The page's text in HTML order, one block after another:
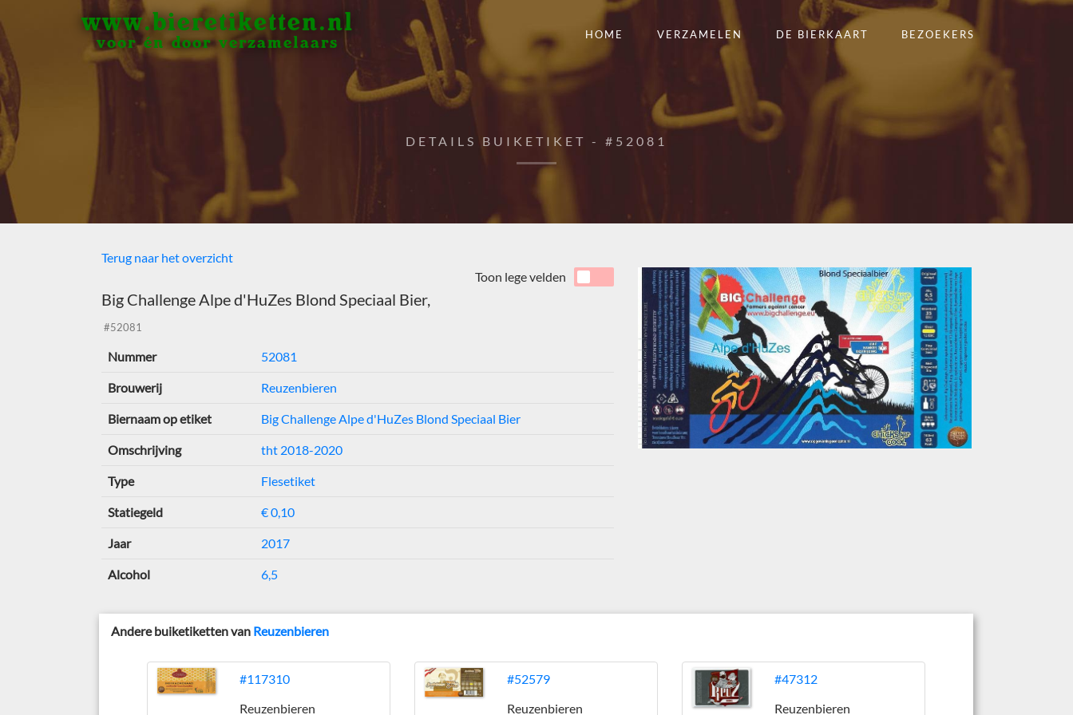
www.bieretiketten.nl
voor én door verzamelaars
HOME VERZAMELEN DE BIERKAART BEZOEKERS
DETAILS BUIKETIKET - #52081
Terug naar het overzicht
Big Challenge Alpe d'HuZes Blond Speciaal Bier,
#52081
Toon lege velden
Nummer 52081
Brouwerij Reuzenbieren
Biernaam op etiket Big Challenge Alpe d'HuZes Blond Speciaal Bier
Omschrijving tht 2018-2020
Type Flesetiket
Statiegeld € 0,10
Jaar 2017
Alcohol 6,5
Andere buiketiketten van Reuzenbieren
#117310
Reuzenbieren
#52579
Reuzenbieren
#47312
Reuzenbieren